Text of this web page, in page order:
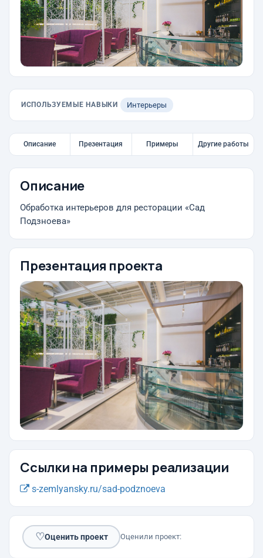
ИСПОЛЬЗУЕМЫЕ НАВЫКИ Интерьеры
Описание Презентация Примеры Другие работы
Описание
Обработка интерьеров для ресторации «Сад
Подзноева»
Презентация проекта
Ссылки на примеры реализации
s-zemlyansky.ru/sad-podznoeva
♡Оценить проект Оценили проект: